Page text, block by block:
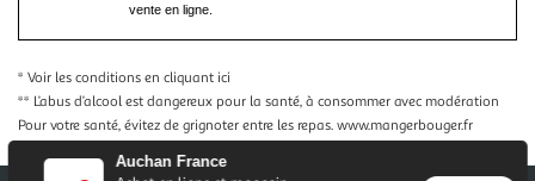
Auchan France
vente en ligne.
* Voir les conditions en cliquant ici
** L’abus d’alcool est dangereux pour la santé, à consommer avec modération
Pour votre santé, évitez de grignoter entre les repas. www.mangerbouger.fr